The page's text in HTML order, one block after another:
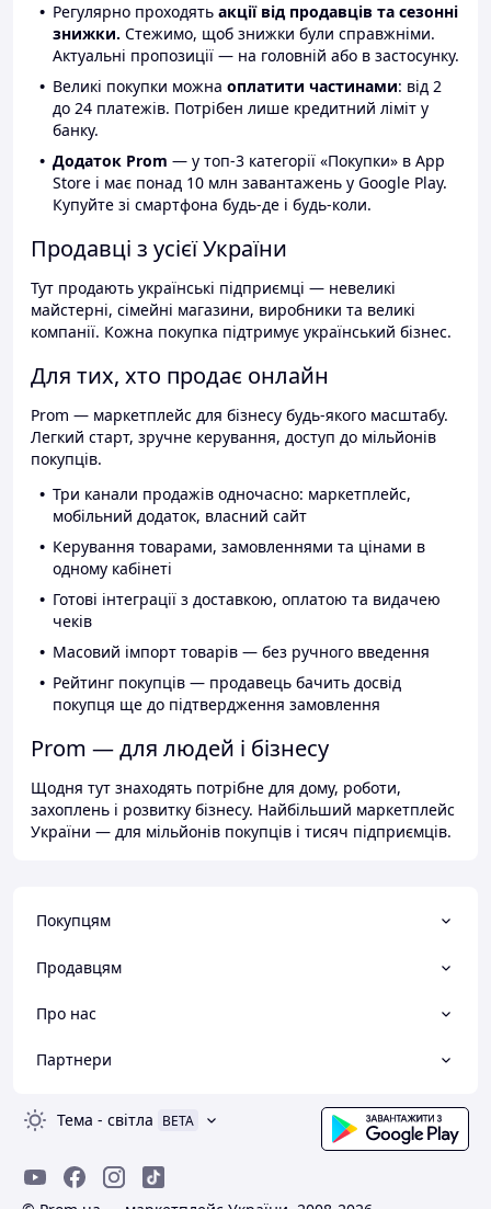
Регулярно проходять акції від продавців та сезонні
знижки. Стежимо, щоб знижки були справжніми.
Актуальні пропозиції — на головній або в застосунку.
Великі покупки можна оплатити частинами: від 2
до 24 платежів. Потрібен лише кредитний ліміт у
банку.
Додаток Prom — у топ-3 категорії «Покупки» в App
Store і має понад 10 млн завантажень у Google Play.
Купуйте зі смартфона будь-де і будь-коли.
Продавці з усієї України
Тут продають українські підприємці — невеликі
майстерні, сімейні магазини, виробники та великі
компанії. Кожна покупка підтримує український бізнес.
Для тих, хто продає онлайн
Prom — маркетплейс для бізнесу будь-якого масштабу.
Легкий старт, зручне керування, доступ до мільйонів
покупців.
Три канали продажів одночасно: маркетплейс,
мобільний додаток, власний сайт
Керування товарами, замовленнями та цінами в
одному кабінеті
Готові інтеграції з доставкою, оплатою та видачею
чеків
Масовий імпорт товарів — без ручного введення
Рейтинг покупців — продавець бачить досвід
покупця ще до підтвердження замовлення
Prom — для людей і бізнесу
Щодня тут знаходять потрібне для дому, роботи,
захоплень і розвитку бізнесу. Найбільший маркетплейс
України — для мільйонів покупців і тисяч підприємців.
Покупцям
Продавцям
Про нас
Партнери
Тема - світла BETA